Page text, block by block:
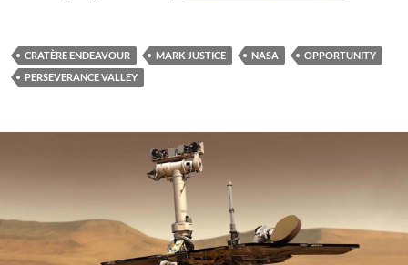
CRATÈRE ENDEAVOUR MARK JUSTICE NASA
OPPORTUNITY
PERSEVERANCE VALLEY